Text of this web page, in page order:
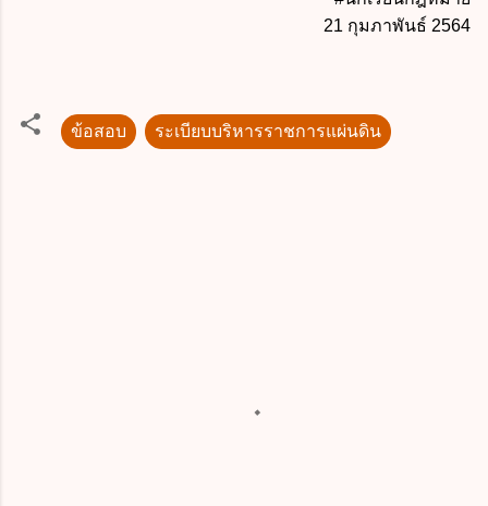
21 กุมภาพันธ์ 2564
ข้อสอบ ระเบียบบริหารราชการแผ่นดิน